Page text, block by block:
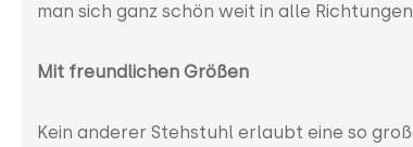
man sich ganz schön weit in alle
Mit freundlichen Größen
Kein anderer Stehstuhl erlaubt eine so